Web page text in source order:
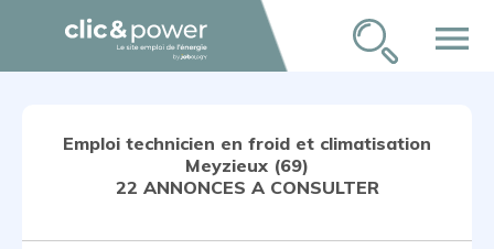
menu
Emploi technicien en froid et climatisation
Meyzieux (69)
22 ANNONCES A CONSULTER